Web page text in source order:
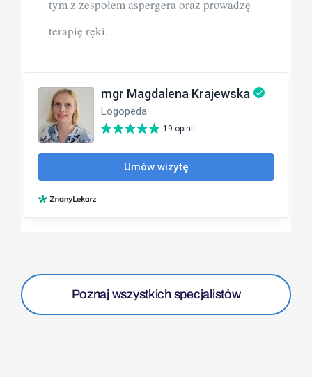
tym z zespołem aspergera oraz prowadzę
terapię ręki.
Poznaj wszystkich specjalistów